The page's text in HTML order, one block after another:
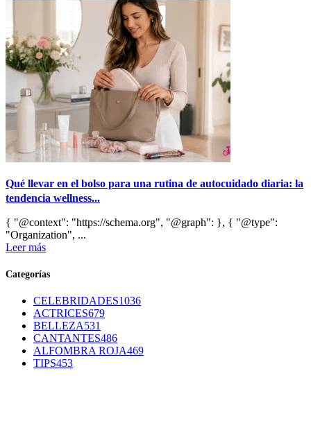
Qué llevar en el bolso para una rutina de autocuidado diaria: la
tendencia wellness...
{ "@context": "https://schema.org", "@graph": }, { "@type":
"Organization", ...
Leer más
Categorías
CELEBRIDADES1036
ACTRICES679
BELLEZA531
CANTANTES486
ALFOMBRA ROJA469
TIPS453